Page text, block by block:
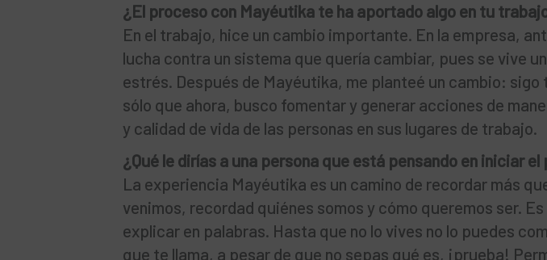
¿El proceso con Mayéutika te ha aportado algo en tu
En el trabajo, hice un cambio importante. En la empresa,
lucha contra un sistema que quería cambiar, pues se vive
estrés. Después de Mayéutika, me planteé un cambio: sigo
sólo que ahora, busco fomentar y generar acciones de
y calidad de vida de las personas en sus lugares de trabajo.
¿Qué le dirías a una persona que está pensando en iniciar
La experiencia Mayéutika es un camino de recordar más
venimos, recordad quiénes somos y cómo queremos ser.
explicar en palabras. Hasta que no lo vives no lo puedes
que te llama, a pesar de que no sepas qué es, ¡prueba!